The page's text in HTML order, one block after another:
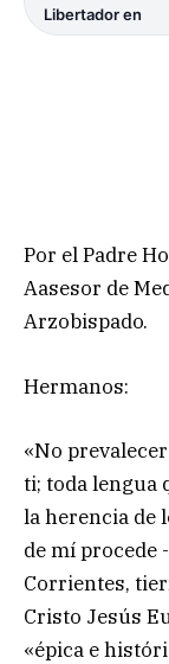
Libertador en
Por el Padre
Aasesor de
Arzobispado.
Hermanos:
«No
ti; toda lengua
la herencia de
de mí procede
Corrientes,
Cristo Jesús
«épica e